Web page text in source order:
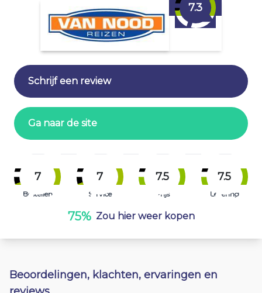
7.3
Schrijf een review
Ga naar de site
7
Bestellen
7
Service
7.5
Prijs
7.5
Levering
75% Zou hier weer kopen
Beoordelingen, klachten, ervaringen en